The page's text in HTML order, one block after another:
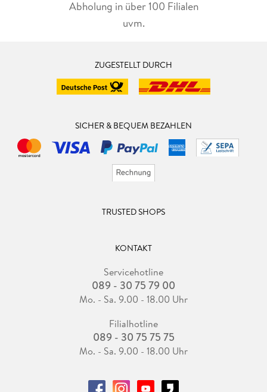
Abholung in über 100 Filialen
uvm.
ZUGESTELLT DURCH
SICHER & BEQUEM BEZAHLEN
TRUSTED SHOPS
KONTAKT
Servicehotline
089 - 30 75 79 00
Mo. - Sa. 9.00 - 18.00 Uhr
Filialhotline
089 - 30 75 75 75
Mo. - Sa. 9.00 - 18.00 Uhr